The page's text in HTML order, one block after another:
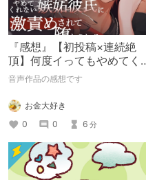
『感想』【初投稿×連続絶
頂】何度イってもやめてく
れない嫉妬彼氏に激責めさ
音声作品の感想です
お金大好き
0
0 6 分